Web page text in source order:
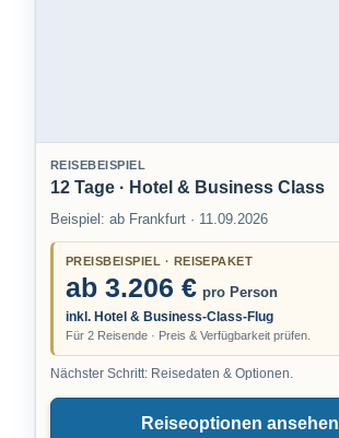
REISEBEISPIEL
12 Tage · Hotel & Business Class
Beispiel: ab Frankfurt · 11.09.2026
PREISBEISPIEL · REISEPAKET
ab 3.206 € pro Person
inkl. Hotel & Business-Class-Flug
Für 2 Reisende · Preis & Verfügbarkeit prüfen.
Nächster Schritt: Reisedaten & Optionen.
Reiseoptionen ansehen